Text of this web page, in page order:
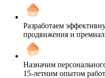
Разработаем
продвижения и
Назначим
15-летним опытом